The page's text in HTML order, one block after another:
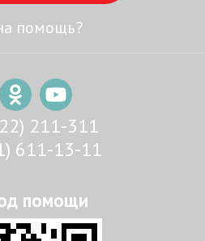
помощь?
211-311
611-13-11